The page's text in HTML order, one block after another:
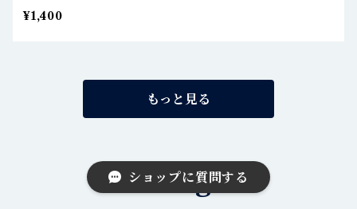
どへ
¥1,400
もっと見る
Blog
ショップに質問する